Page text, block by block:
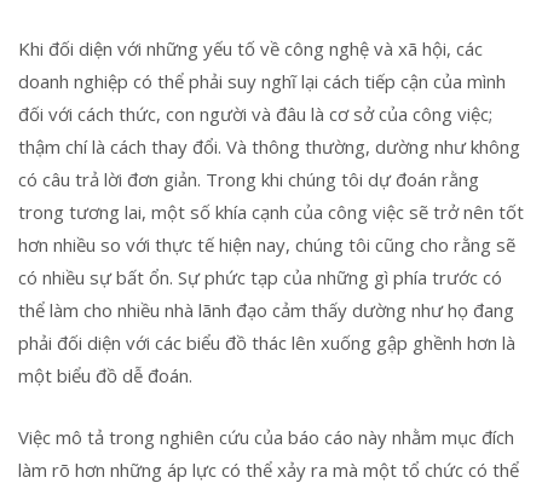
Khi đối diện với những yếu tố về công nghệ và xã hội, các
doanh nghiệp có thể phải suy nghĩ lại cách tiếp cận của mình
đối với cách thức, con người và đâu là cơ sở của công việc;
thậm chí là cách thay đổi. Và thông thường, dường như không
có câu trả lời đơn giản. Trong khi chúng tôi dự đoán rằng
trong tương lai, một số khía cạnh của công việc sẽ trở nên tốt
hơn nhiều so với thực tế hiện nay, chúng tôi cũng cho rằng sẽ
có nhiều sự bất ổn. Sự phức tạp của những gì phía trước có
thể làm cho nhiều nhà lãnh đạo cảm thấy dường như họ đang
phải đối diện với các biểu đồ thác lên xuống gập ghềnh hơn là
một biểu đồ dễ đoán.
Việc mô tả trong nghiên cứu của báo cáo này nhằm mục đích
làm rõ hơn những áp lực có thể xảy ra mà một tổ chức có thể